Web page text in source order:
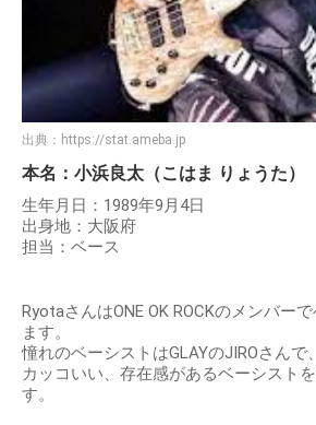
出典： https://stat.ameba.jp
本名：小浜良太（こはま りょうた）
生年月日：1989年9月4日
出身地：大阪府
担当：ベース
RyotaさんはONE OK ROCKのメンバー
ます。
憧れのベーシストはGLAYのJIROさん
カッコいい、存在感があるベーシスト
す。